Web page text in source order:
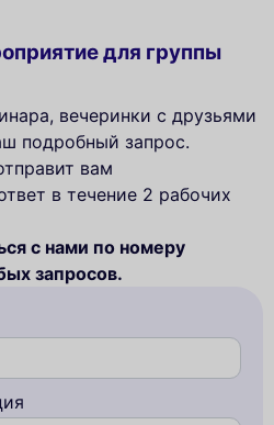
для группы
вечеринки с друзьями
подробный запрос.
вам
в течение 2 рабочих
с нами по номеру
запросов.